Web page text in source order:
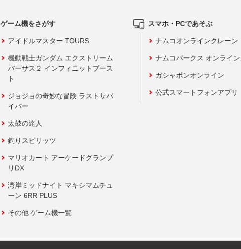
ゲーム機をさがす
アイドルマスター TOURS
機動戦士ガンダム エクストリーム
バーサス２ インフィニットブース
ト
ジョジョの奇妙な冒険 ラストサバ
イバー
太鼓の達人
釣りスピリッツ
マリオカート アーケードグランプ
リDX
湾岸ミッドナイト マキシマムチュ
ーン 6RR PLUS
その他 ゲーム機一覧
スマホ・PCであそぶ
ナムコオンラインクレーン
ナムコパークス オンライ
ガシャポンオンライン
公式スマートフォンアプリ